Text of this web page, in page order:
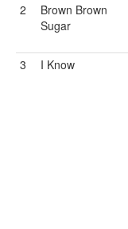
Lesson Database
2
Brown Brown
Sugar
3
I Know